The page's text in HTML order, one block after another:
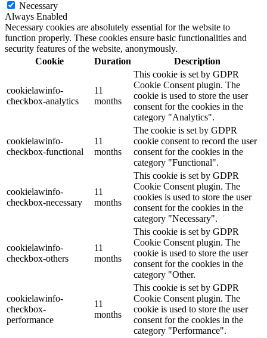
Necessary
Always Enabled
Necessary cookies are absolutely essential for the website to
function properly. These cookies ensure basic functionalities and
security features of the website, anonymously.
Cookie
Duration Description
cookielawinfo-
checkbox-analytics
11
months
This cookie is set by GDPR
Cookie Consent plugin. The
cookie is used to store the user
consent for the cookies in the
category "Analytics".
cookielawinfo-
checkbox-functional
11
months
The cookie is set by GDPR
cookie consent to record the user
consent for the cookies in the
category "Functional".
cookielawinfo-
checkbox-necessary
11
months
This cookie is set by GDPR
Cookie Consent plugin. The
cookies is used to store the user
consent for the cookies in the
category "Necessary".
cookielawinfo-
checkbox-others
11
months
This cookie is set by GDPR
Cookie Consent plugin. The
cookie is used to store the user
consent for the cookies in the
category "Other.
cookielawinfo-
checkbox-
performance
11
months
This cookie is set by GDPR
Cookie Consent plugin. The
cookie is used to store the user
consent for the cookies in the
category "Performance".